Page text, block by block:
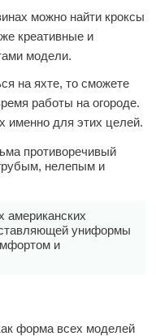
можно найти кроксы
креативные и
модели.
на яхте, то сможете
работы на огороде.
именно для этих целей.
противоречивый
нелепым и
американских
униформы
и
форма всех моделей